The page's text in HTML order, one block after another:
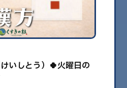
健康
環境
globe
いしとう）🍀火曜日の